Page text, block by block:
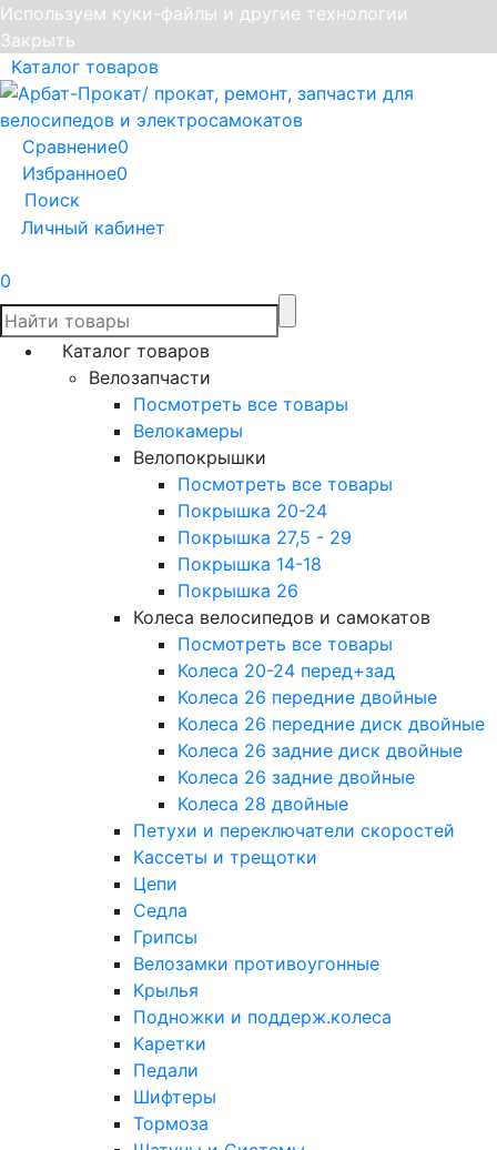
Используем куки-файлы и другие технологии
Закрыть
Каталог товаров
Сравнение0
Избранное0
Поиск
Личный кабинет
0
Каталог товаров
Велозапчасти
Посмотреть все товары
Велокамеры
Велопокрышки
Посмотреть все товары
Покрышка 20-24
Покрышка 27,5 - 29
Покрышка 14-18
Покрышка 26
Колеса велосипедов и самокатов
Посмотреть все товары
Колеса 20-24 перед+зад
Колеса 26 передние двойные
Колеса 26 передние диск двойные
Колеса 26 задние диск двойные
Колеса 26 задние двойные
Колеса 28 двойные
Петухи и переключатели скоростей
Кассеты и трещотки
Цепи
Седла
Грипсы
Велозамки противоугонные
Крылья
Подножки и поддерж.колеса
Каретки
Педали
Шифтеры
Тормоза